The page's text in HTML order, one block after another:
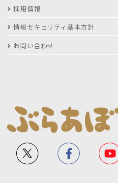
採用情報
情報セキュリティ基本方針
お問い合わせ